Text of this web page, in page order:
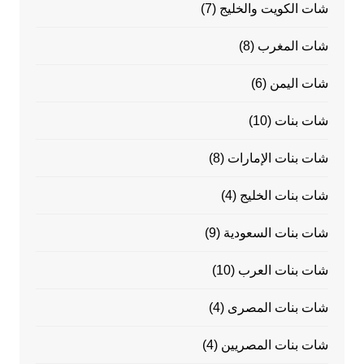
شات الكويت والخليج (7)
شات المغرب (8)
شات اليمن (6)
شات بنات (10)
شات بنات الإمارات (8)
شات بنات الخليج (4)
شات بنات السعودية (9)
شات بنات العرب (10)
شات بنات المصرى (4)
شات بنات المصريين (4)